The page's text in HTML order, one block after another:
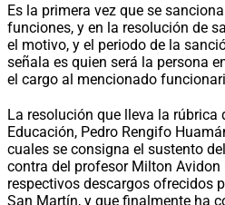
Es la primera vez que se
funciones, y en la resolución de
el motivo, y el periodo de la
señala es quien será la persona
el cargo al mencionado
La resolución que lleva la rúbrica
Educación, Pedro Rengifo
cuales se consigna el sustento
contra del profesor Milton Avidon
respectivos descargos ofrecidos
San Martín, y que finalmente ha